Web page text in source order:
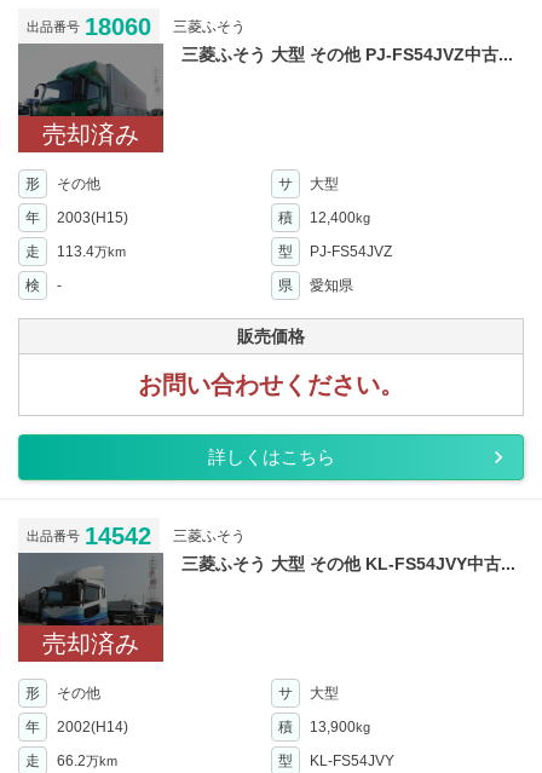
出品番号 18060 三菱ふそう
売却済み
三菱ふそう 大型 その他 PJ-FS54JVZ中古...
形 その他 サ
大型
年
2003(H15) 積 12,400kg
走 113.4万km 型
PJ-FS54JVZ
検
- 県 愛知県
販売価格
お問い合わせください。
詳しくはこちら
出品番号 14542 三菱ふそう
売却済み
三菱ふそう 大型 その他 KL-FS54JVY中古...
形 その他 サ
大型
年
2002(H14) 積 13,900kg
走 66.2万km 型
KL-FS54JVY